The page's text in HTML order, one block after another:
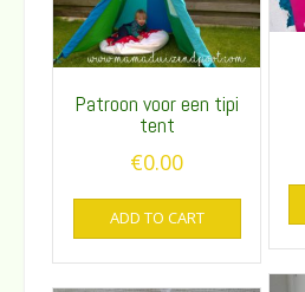
Patroon voor een tipi
tent
€0.00
ADD TO CART